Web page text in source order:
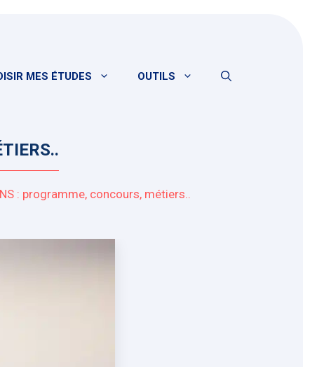
MES ÉTUDES OUTILS
: programme, concours, métiers..